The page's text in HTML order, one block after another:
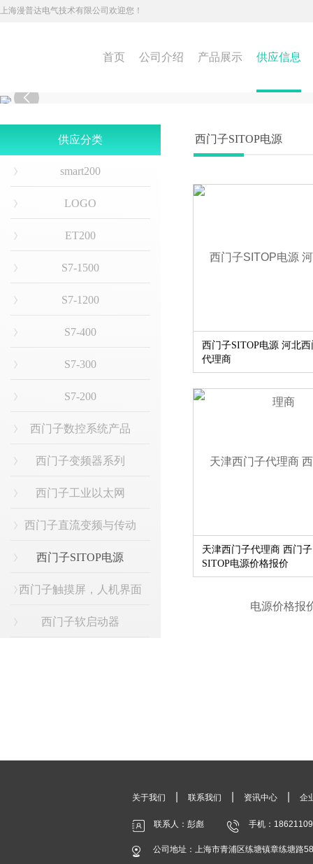
上海漫普达电气技术有限公司欢迎您！
首页 公司介绍 产品展示 供应信息

供应分类
smart200
LOGO
ET200
S7-1500
S7-1200
S7-400
S7-300
S7-200
西门子数控系统产品
西门子变频器系列
西门子工业以太网
西门子直流变频与传动
西门子SITOP电源
西门子触摸屏，人机界面
西门子软启动器
西门子SITOP电源
西门子SITOP电源 河北西
代理商
天津西门子代理商 西门子
SITOP电源价格报价
关于我们 联系我们 资讯中心 企
联系人：彭彪 手机：
公司地址：上海市青浦区练塘镇章练塘路